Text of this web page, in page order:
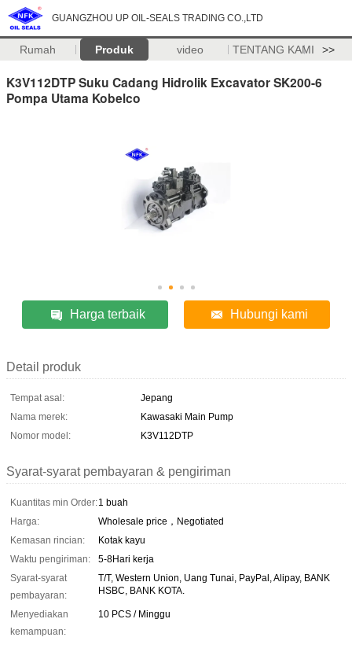
GUANGZHOU UP OIL-SEALS TRADING CO.,LTD
Rumah Produk video TENTANG KAMI >>
K3V112DTP Suku Cadang Hidrolik Excavator SK200-6
Pompa Utama Kobelco
Harga terbaik Hubungi kami
Detail produk
Tempat asal:
Jepang
Nama merek:
Kawasaki Main Pump
Nomor model:
K3V112DTP
Syarat-syarat pembayaran & pengiriman
Kuantitas min Order:1 buah
Harga:
Wholesale price，Negotiated
Kemasan rincian:
Kotak kayu
Waktu pengiriman:
5-8Hari kerja
Syarat-syarat
pembayaran:
T/T, Western Union, Uang Tunai, PayPal, Alipay, BANK
HSBC, BANK KOTA.
Menyediakan
kemampuan:
10 PCS / Minggu